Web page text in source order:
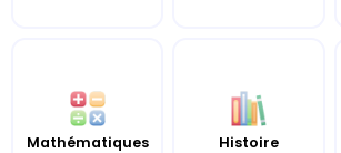
Mathématiques Histoire